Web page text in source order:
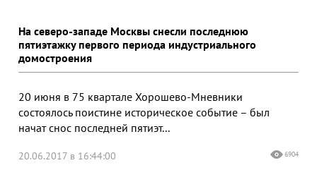
На северо-западе Москвы снесли последнюю
пятиэтажку первого периода индустриального
домостроения
20 июня в 75 квартале Хорошево-Мневники
состоялось поистине историческое событие – был
начат снос последней пятиэт...
20.06.2017 в 16:44:00 6904